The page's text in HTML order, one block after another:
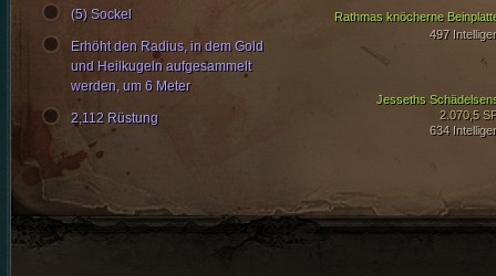
Rathmas knöcherne
497
Jesseths
2.070,5
634
(5) Sockel
Erhöht den Radius, in dem Gold
und Heilkugeln aufgesammelt
werden, um 6 Meter
2,112 Rüstung